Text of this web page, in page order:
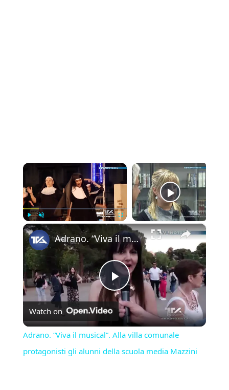
×
Play Unmute Fullscreen
Now Playing
×
Play
Video
Adrano. “Viva il musical”. Alla villa comunale protagonisti gli alunni della scuola media Mazzini
Watch on
Adrano. “Viva il musical”. Alla villa comunale
protagonisti gli alunni della scuola media Mazzini